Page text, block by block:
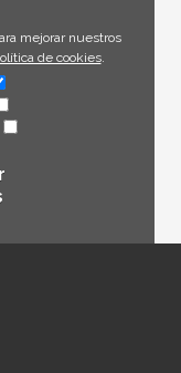
mejorar nuestros
de cookies.